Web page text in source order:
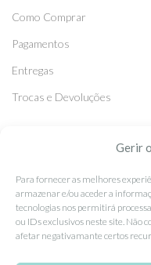
Gerir
Para fornecer as melhores
armazenar e/ou aceder a
tecnologias nos permitirá
ou IDs exclusivos neste site. Não
afetar negativamante certos
Como Comprar
Pagamentos
Entregas
Trocas e Devoluções
Facebook
Instagram
Pinterest